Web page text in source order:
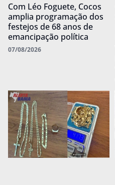
Com Léo Foguete, Cocos
amplia programação dos
festejos de 68 anos de
emancipação política
07/08/2026